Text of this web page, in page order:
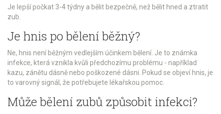
Je lepší počkat 3-4 týdny a bělit bezpečně, než bělit hned a ztratit
zub.
Je hnis po bělení běžný?
Ne, hnis není běžným vedlejším účinkem bělení. Je to známka
infekce, která vznikla kvůli předchozímu problému - například
kazu, zánětu dásně nebo poškozené dásni. Pokud se objeví hnis, je
to varovný signál, že potřebujete lékařskou pomoc.
Může bělení zubů způsobit infekci?